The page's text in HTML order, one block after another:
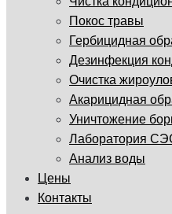
Покос травы
Гербицидная
Дезинфекция
Очистка
Акарицидная
Уничтожение
Лаборатория
Анализ воды
Цены
Контакты